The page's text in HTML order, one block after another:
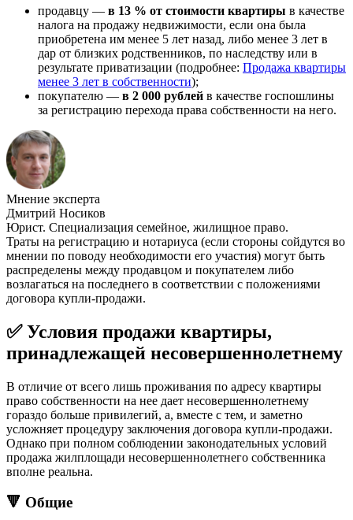
продавцу — в 13 % от стоимости квартиры в качестве
налога на продажу недвижимости, если она была
приобретена им менее 5 лет назад, либо менее 3 лет в
дар от близких родственников, по наследству или в
результате приватизации (подробнее: Продажа квартиры
менее 3 лет в собственности);
покупателю — в 2 000 рублей в качестве госпошлины
за регистрацию перехода права собственности на него.
Мнение эксперта
Дмитрий Носиков
Юрист. Специализация семейное, жилищное право.
Траты на регистрацию и нотариуса (если стороны сойдутся во
мнении по поводу необходимости его участия) могут быть
распределены между продавцом и покупателем либо
возлагаться на последнего в соответствии с положениями
договора купли-продажи.
✅ Условия продажи квартиры,
принадлежащей несовершеннолетнему
В отличие от всего лишь проживания по адресу квартиры
право собственности на нее дает несовершеннолетнему
гораздо больше привилегий, а, вместе с тем, и заметно
усложняет процедуру заключения договора купли-продажи.
Однако при полном соблюдении законодательных условий
продажа жилплощади несовершеннолетнего собственника
вполне реальна.
🔻 Общие